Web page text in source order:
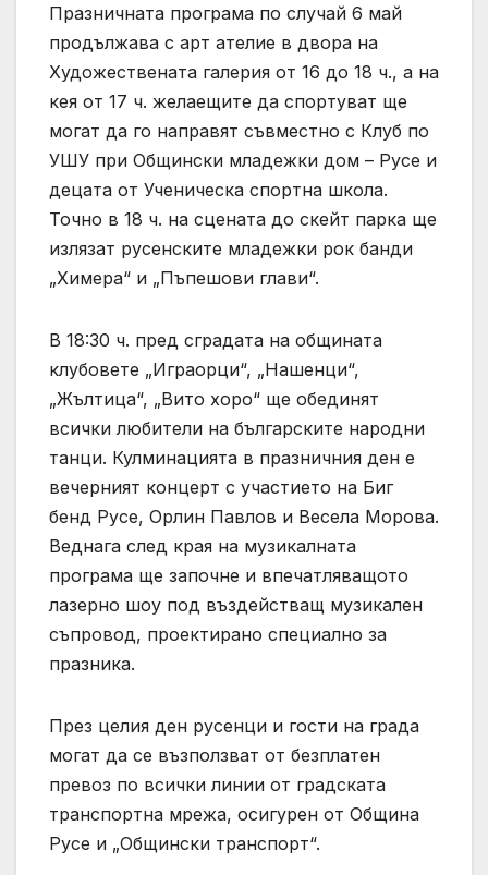
Празничната програма по случай 6 май
продължава с арт ателие в двора на
Художествената галерия от 16 до 18 ч., а на
кея от 17 ч. желаещите да спортуват ще
могат да го направят съвместно с Клуб по
УШУ при Общински младежки дом – Русе и
децата от Ученическа спортна школа.
Точно в 18 ч. на сцената до скейт парка ще
излязат русенските младежки рок банди
„Химера“ и „Пъпешови глави“.
В 18:30 ч. пред сградата на общината
клубовете „Играорци“, „Нашенци“,
„Жълтица“, „Вито хоро“ ще обединят
всички любители на българските народни
танци. Кулминацията в празничния ден е
вечерният концерт с участието на Биг
бенд Русе, Орлин Павлов и Весела Морова.
Веднага след края на музикалната
програма ще започне и впечатляващото
лазерно шоу под въздействащ музикален
съпровод, проектирано специално за
празника.
През целия ден русенци и гости на града
могат да се възползват от безплатен
превоз по всички линии от градската
транспортна мрежа, осигурен от Община
Русе и „Общински транспорт“.